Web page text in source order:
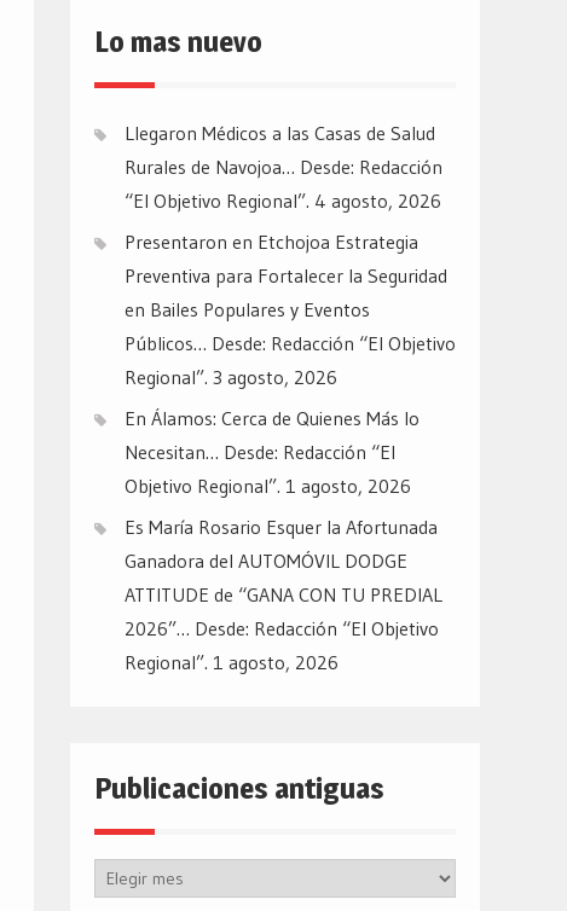
Lo mas nuevo
Llegaron Médicos a las Casas de Salud
Rurales de Navojoa… Desde: Redacción
“El Objetivo Regional”. 4 agosto, 2026
Presentaron en Etchojoa Estrategia
Preventiva para Fortalecer la Seguridad
en Bailes Populares y Eventos
Públicos… Desde: Redacción “El Objetivo
Regional”. 3 agosto, 2026
En Álamos: Cerca de Quienes Más lo
Necesitan… Desde: Redacción “El
Objetivo Regional”. 1 agosto, 2026
Es María Rosario Esquer la Afortunada
Ganadora del AUTOMÓVIL DODGE
ATTITUDE de “GANA CON TU PREDIAL
2026”… Desde: Redacción “El Objetivo
Regional”. 1 agosto, 2026
Publicaciones antiguas
Publicaciones